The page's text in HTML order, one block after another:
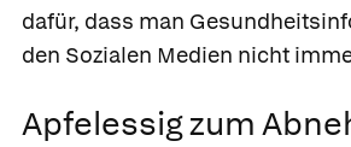
dafür, dass man
den Sozialen Medien nicht
Apfelessig zum